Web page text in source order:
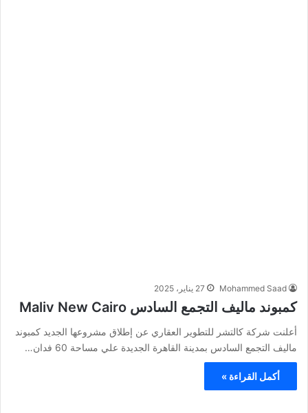
Mohammed Saad 27 يناير، 2025
كمبوند ماليف التجمع السادس Maliv New Cairo
أعلنت شركة كالتشر للتطوير العقاري عن إطلاق مشروعها الجديد كمبوند
ماليف التجمع السادس بمدينة القاهرة الجديدة علي مساحة 60 فدان…
أكمل القراءة »